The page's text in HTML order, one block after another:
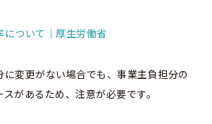
について｜厚生労働省
に変更がない場合でも、事業主負担分の
があるため、注意が必要です。